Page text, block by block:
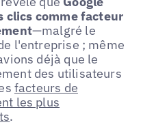
clics comme facteur
—malgré le
l'entreprise ; même
déjà que le
des utilisateurs
facteurs de
les plus
.